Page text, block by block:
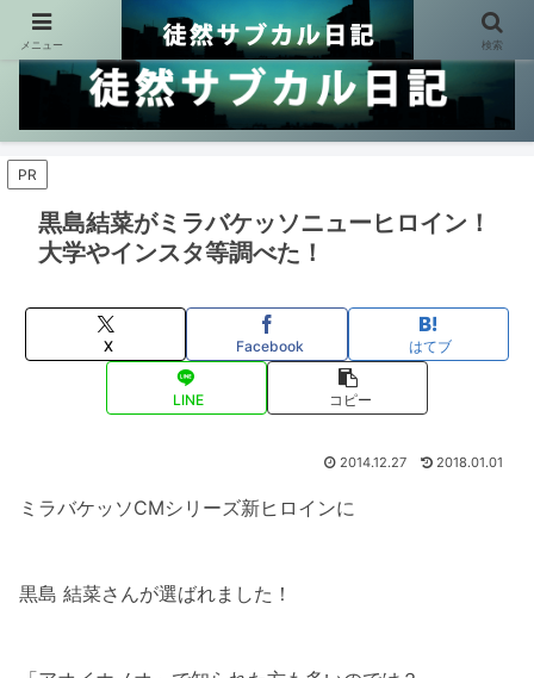
PR
黒島結菜がミラバケッソニューヒロイン！
大学やインスタ等調べた！
X Facebook はてブ
LINE コピー
2014.12.27 2018.01.01
ミラバケッソCMシリーズ新ヒロインに
黒島 結菜さんが選ばれました！
メニュー 検索